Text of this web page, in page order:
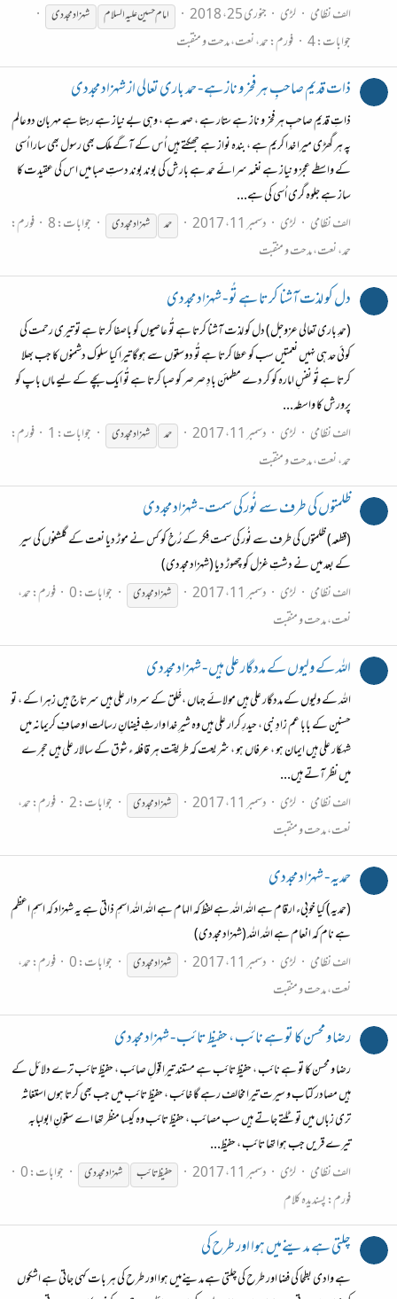
الف نظامی
لڑی جنوری 25، 2018 امام حسین علیہ السلام شہزادمجددی
جوابات: 4 فورم:حمد، نعت، مدحت و منقبت
ذات قدیم صاحبِ ہر فخر و ناز ہے - حمد باری تعالی از شہزاد مجددی
ذاتِ قدیم صاحبِ ہر فخر و ناز ہے ستار ہے ، صمد ہے ، وہی بے نیاز ہے رہتا ہے مہربان دوعالم
پہ ہر گھڑی میرا خدا کریم ہے ، بندہ نواز ہے جھکتے ہیں اُس کے آگے ملک بھی رسول بھی سارا اُسی
کے واسطے عجز و نیاز ہے نغمہ سرائے حمد ہے بارش کی بوند بوند دستِ صبا میں اس کی عقیدت کا
ساز ہے جلوہ گری اُسی کی ہے...
الف نظامی
لڑی دسمبر 11، 2017 حمد شہزادمجددی جوابات: 8
فورم:
حمد، نعت، مدحت و منقبت
دل کو لذت آشنا کرتا ہے تُو - شہزاد مجددی
(حمدِ باری تعالی عزوجل) دل کو لذت آشنا کرتا ہے تُو عاصیوں کو باصفا کرتا ہے تو تیری رحمت کی
کوئی حد ہی نہیں نعمتیں سب کو عطا کرتا ہے تُو دوستوں سے ہوگا تیرا کیا سلوک دشمنوں کا جب بھلا
کرتا ہے تُو نفسِ امارہ کو کر دے مطمئن بادِ صرصر کو صبا کرتا ہے تُو ایک بچے کے لیے ماں باپ کو
پرورش کا واسطہ...
الف نظامی
لڑی دسمبر 11، 2017 حمد شہزادمجددی جوابات: 1
فورم:
حمد، نعت، مدحت و منقبت
ظلمتوں کی طرف سے نُور کی سمت - شہزاد مجددی
(قطعہ) ظلمتوں کی طرف سے نُور کی سمت فِکر کے رُخ کو کس نے موڑ دیا نعت کے گلشنوں کی سیر
کے بعد میں نے دشتِ غزل کو چھوڑ دیا (شہزاد مجددی)
الف نظامی
لڑی دسمبر 11، 2017 شہزادمجددی جوابات: 0 فورم:حمد،
نعت، مدحت و منقبت
اللہ کے ولیوں کے مددگار علی ہیں - شہزاد مجددی
اللہ کے ولیوں کے مددگار علی ہیں مولائے جہاں ،خَلق کے سردار علی ہیں سرتاج ہیں زہرا کے ، تو
حسنین کے بابا عم زادِ نبی ، حیدرِ کرار علی ہیں وہ شیرِ خدا وارثِ فیضانِ رسالت اوصافِ کریمانہ میں
شہکار علی ہیں ایمان ہو ، عرفاں ہو ، شریعت کہ طریقت ہر قافلہ ء شوق کے سالار علی ہیں حجرے
میں نظر آتے ہیں...
الف نظامی
لڑی دسمبر 11، 2017 شہزادمجددی جوابات: 2 فورم:حمد،
نعت، مدحت و منقبت
حمدیہ - شہزاد مجددی
(حمدیہ) کیا خوبیء ارقام ہے اللہ اللہ ہے لفظ کہ الہام ہے اللہ اللہ اسمِ ذاتی ہے یہ شہزاد کہ اسمِ اعظم
ہے نام کہ انعام ہے اللہ اللہ (شہزاد مجددی)
الف نظامی
لڑی دسمبر 11، 2017 شہزادمجددی جوابات: 0 فورم:حمد،
نعت، مدحت و منقبت
رضا و محسن کا تو ہے نائب ، حفیظ تائب - شہزاد مجددی
رضا و محسن کا تو ہے نائب ، حفیظ تائب ہے مستند تیرا قولِ صائب ، حفیظ تائب ترے دلائل کے
ہیں مصادر کتاب و سیرت تیرا مخالف رہے گا خائب ، حفیظ تائب میں جب بھی کرتا ہوں استغاثہ
تری زباں میں تو ٹلتے جاتے ہیں سب مصائب ، حفیظ تائب وہ کیسا منظر تھا اے ستونِ ابولبابہ
تیرے قریں جب ہوا تھا تائب ، حفیظ...
الف نظامی
لڑی دسمبر 11، 2017 حفیظ تائب شہزادمجددی
جوابات: 0
فورم:پسندیدہ کلام
چلتی ہے مدینےمیں ہوا اور طرح کی
ہے وادی بطحا کی فضا اور طرح کی چلتی ہے مدینےمیں ہوا اور طرح کی ہر بات کہی جاتی ہے اشکوں